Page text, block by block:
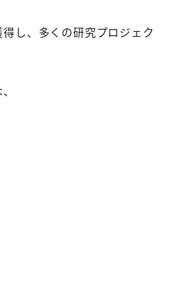
し、多くの研究プロジェク